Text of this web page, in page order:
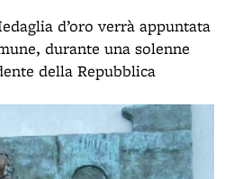
d’oro verrà appuntata
durante una solenne
della Repubblica